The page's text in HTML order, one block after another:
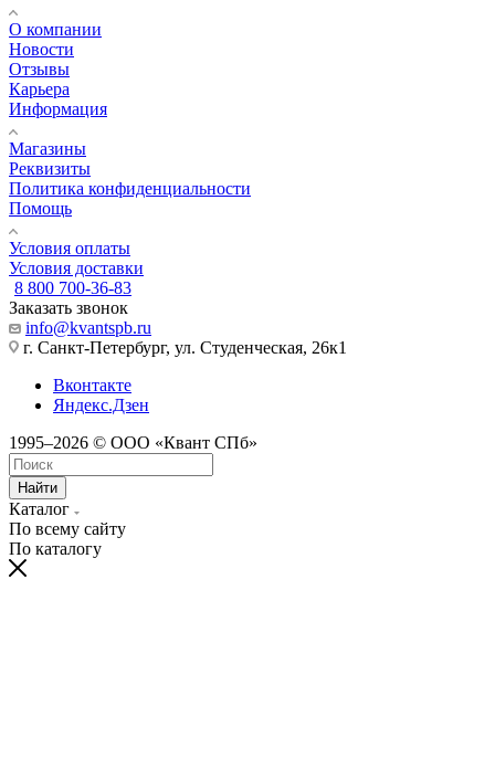
О компании
Новости
Отзывы
Карьера
Информация
Магазины
Реквизиты
Политика конфиденциальности
Помощь
Условия оплаты
Условия доставки
8 800 700-36-83
Заказать звонок
info@kvantspb.ru
г. Санкт-Петербург, ул. Студенческая, 26к1
Вконтакте
Яндекс.Дзен
1995–2026 © ООО «Квант СПб»
Найти
Каталог
По всему сайту
По каталогу